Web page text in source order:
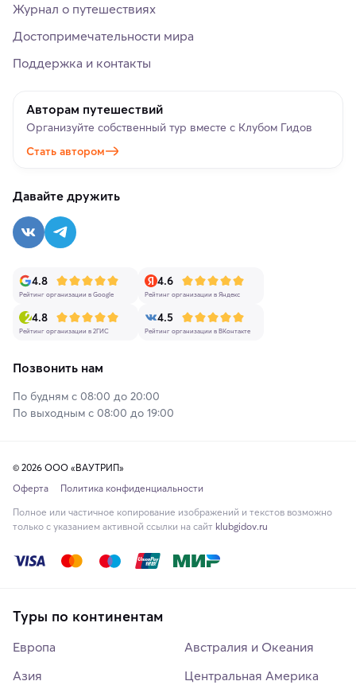
Журнал о путешествиях
Достопримечательности мира
Поддержка и контакты
Авторам путешествий
Организуйте собственный тур вместе с Клубом Гидов
Стать автором
Давайте дружить
4.8
Рейтинг организации в Google
4.6
Рейтинг организации в Яндекс
4.8
Рейтинг организации в 2ГИС
4.5
Рейтинг организации в ВКонтакте
Позвонить нам
По будням с 08:00 до 20:00
По выходным с 08:00 до 19:00
© 2026 ООО «ВАУТРИП»
Оферта
Политика конфиденциальности
Полное или частичное копирование изображений и текстов возможно
только с указанием активной ссылки на сайт klubgidov.ru
Туры по континентам
Европа
Азия
Австралия и Океания
Центральная Америка